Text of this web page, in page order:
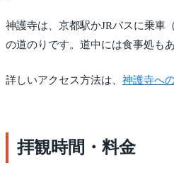
神護寺は、京都駅かJRバスに乗車
の道のりです。道中には食事処も
詳しいアクセス方法は、 神護寺へ
拝観時間・料金